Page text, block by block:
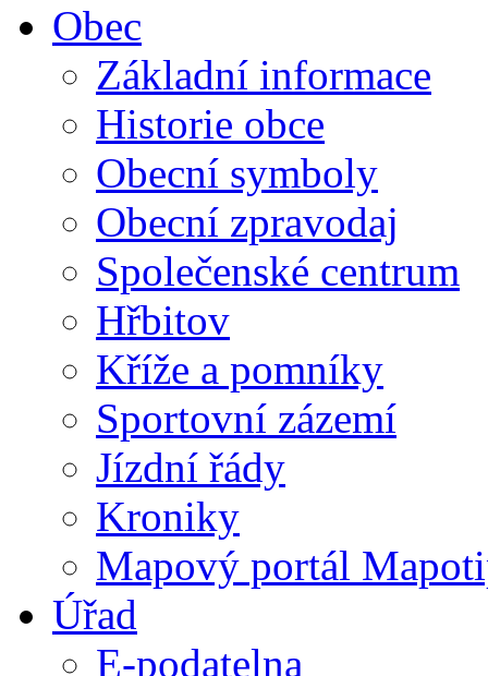
Obec
Základní informace
Historie obce
Obecní symboly
Obecní zpravodaj
Společenské centrum
Hřbitov
Kříže a pomníky
Sportovní zázemí
Jízdní řády
Kroniky
Mapový portál
Úřad
E-podatelna